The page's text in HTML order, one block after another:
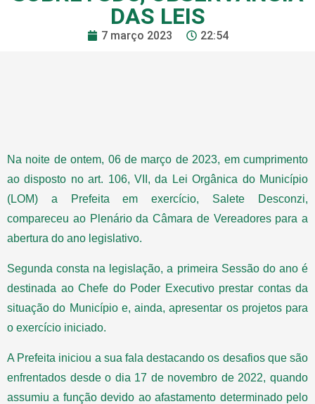
DAS LEIS
7 março 2023 22:54
Na noite de ontem, 06 de março de 2023, em cumprimento
ao disposto no art. 106, VII, da Lei Orgânica do Município
(LOM) a Prefeita em exercício, Salete Desconzi,
compareceu ao Plenário da Câmara de Vereadores para a
abertura do ano legislativo.
Segunda consta na legislação, a primeira Sessão do ano é
destinada ao Chefe do Poder Executivo prestar contas da
situação do Município e, ainda, apresentar os projetos para
o exercício iniciado.
A Prefeita iniciou a sua fala destacando os desafios que são
enfrentados desde o dia 17 de novembro de 2022, quando
assumiu a função devido ao afastamento determinado pelo